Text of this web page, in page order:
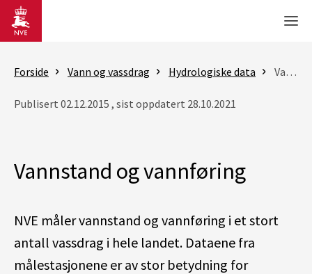
Gå til hovedinnhold
Forside Vann og vassdrag Hydrologiske data Vannstand og vannføring
Publisert 02.12.2015 , sist oppdatert 28.10.2021
Vannstand og vannføring
NVE måler vannstand og vannføring i et stort
antall vassdrag i hele landet. Dataene fra
målestasjonene er av stor betydning for